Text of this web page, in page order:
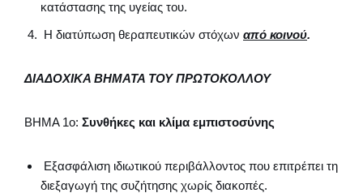
κατάστασης της υγείας του.
Η διατύπωση θεραπευτικών στόχων από κοινού.
ΔΙΑΔΟΧΙΚΑ ΒΗΜΑΤΑ ΤΟΥ ΠΡΩΤΟΚΟΛΛΟΥ
ΒΗΜΑ 1ο: Συνθήκες και κλίμα εμπιστοσύνης
Εξασφάλιση ιδιωτικού περιβάλλοντος που επιτρέπει τη
διεξαγωγή της συζήτησης χωρίς διακοπές.